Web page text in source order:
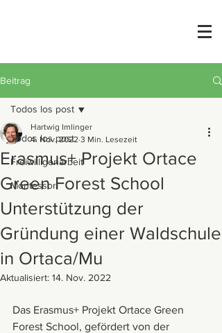
Beitrag
Todos los post
Freiwilligenarbeit
Montessori
Todos los post
Erasmus+ Projekt Ortace
Green Forest School
Unterstützung der
Gründung einer Waldschule
in Ortaca/Mu
Hartwig Imlinger
4. Nov. 2022 3 Min. Lesezeit
Aktualisiert: 14. Nov. 2022
Das Erasmus+ Projekt Ortace Green
Forest School, gefördert von der